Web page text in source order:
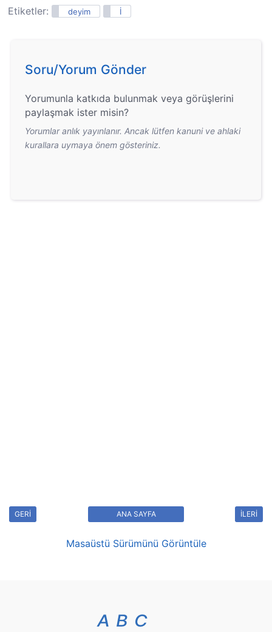
Etiketler:
deyim İ
Soru/Yorum Gönder
Yorumunla katkıda bulunmak veya görüşlerini
paylaşmak ister misin?
Yorumlar anlık yayınlanır. Ancak lütfen kanuni ve ahlaki
kurallara uymaya önem gösteriniz.
GERİ İLERİ
ANA SAYFA
Masaüstü Sürümünü Görüntüle
A B C